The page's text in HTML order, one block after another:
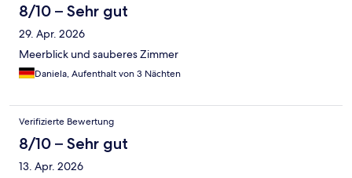
8/10 – Sehr gut
29. Apr. 2026
Meerblick und sauberes Zimmer
Daniela, Aufenthalt von 3 Nächten
Verifizierte Bewertung
8/10 – Sehr gut
13. Apr. 2026